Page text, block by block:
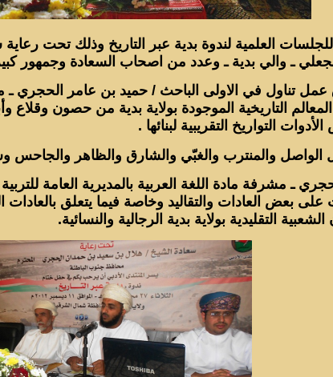
للجلسات العلمية لندوة بدية عبر التاريخ وذلك تحت
ـ والي بدية ـ وعدد من اصحاب السعادة وجمهور
تناول في الاولى الباحث / حميد بن عامر الحجري ـ
المعالم التاريخية الموجودة بولاية بدية من حصون
التواريخ التقريبية لبنائها .
الواصل والمنترب والغبّي والشارق والظاهر والجاحس
ـ مشرفة مادة اللغة العربية بالمديرية العامة
بعض العادات والتقاليد وخاصة فيما يتعلق
التقليدية بولاية بدية الرجالية والنسائية.